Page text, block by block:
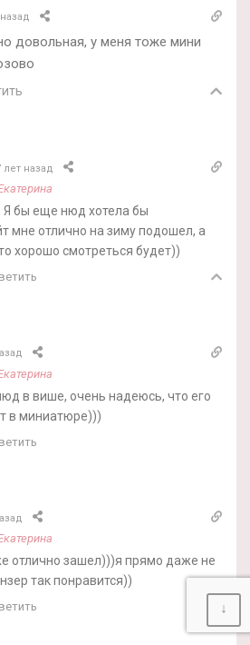
довольная, у меня тоже мини
лет назад
Я бы еще нюд хотела бы
мне отлично на зиму подошел, а
хорошо смотреться будет))
в више, очень надеюсь, что его
в миниатюре)))
отлично зашел)))я прямо даже не
так понравится))
↓